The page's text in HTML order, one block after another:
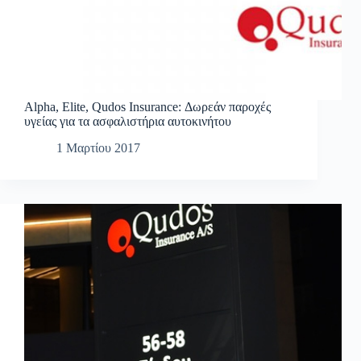
Alpha, Elite, Qudos Insurance: Δωρεάν παροχές
υγείας για τα ασφαλιστήρια αυτοκινήτου
1 Μαρτίου 2017